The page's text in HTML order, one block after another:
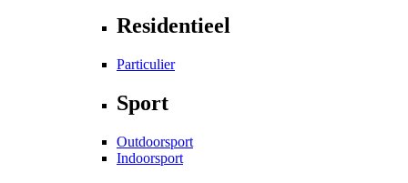
Residentieel
Particulier
Sport
Outdoorsport
Indoorsport